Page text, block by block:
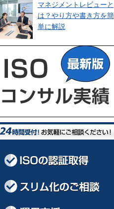
マネジメントレビューと
は？やり方や書き方を簡
単に解説